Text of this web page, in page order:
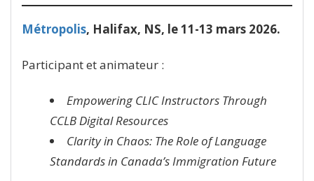
Métropolis, Halifax, NS, le 11-13 mars 2026.
Participant et animateur :
Empowering CLIC Instructors Through
CCLB Digital Resources
Clarity in Chaos: The Role of Language
Standards in Canada’s Immigration Future